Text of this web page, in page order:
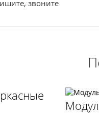
звоните